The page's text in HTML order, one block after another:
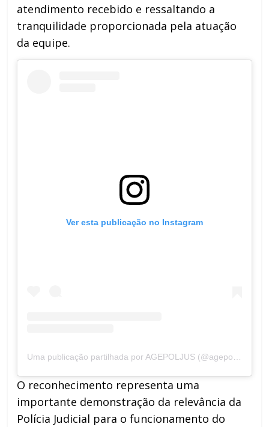
atendimento recebido e ressaltando a
tranquilidade proporcionada pela atuação
da equipe.
Ver esta publicação no Instagram
Uma publicação partilhada por AGEPOLJUS (@agepoljus)
O reconhecimento representa uma
importante demonstração da relevância da
Polícia Judicial para o funcionamento do